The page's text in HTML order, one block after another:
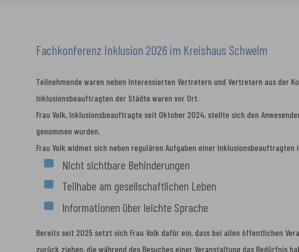
Fachkonferenz Inklusion 2026 im Kreishaus Schwelm
Teilnehmende waren neben Interessierten Vertretern und Vertretern aus der
Inklusionsbeauftragten der Städte waren vor Ort.
Frau Volk, Inklusionsbeauftragte seit Oktober 2024, stellte sich den
genommen wurden.
Frau Volk widmet sich neben regulären Aufgaben einer Inklusionsbeauftragten
Nicht sichtbare Behinderungen
Teilhabe am gesellschaftlichen Leben
Informationen über leichte Sprache
Bereits seit 2025 setzt sich Frau Volk dafür ein, dass bei allen öffentlichen
zurück ziehen, die während des Besuches einer Veranstaltung das Bedürfnis